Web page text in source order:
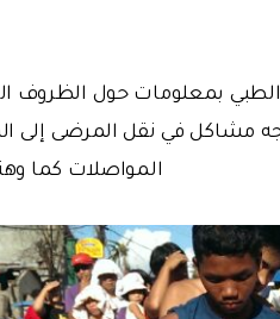
الطبي بمعلومات حول الظروف
مشاكل في نقل المرضى
المواصلات كما